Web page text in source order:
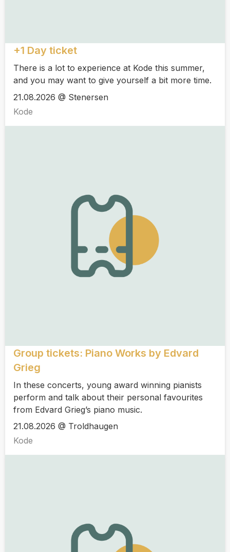
+1 Day ticket
There is a lot to experience at Kode this summer,
and you may want to give yourself a bit more time.
21.08.2026 @ Stenersen
Kode
Group tickets: Piano Works by Edvard
Grieg
In these concerts, young award winning pianists
perform and talk about their personal favourites
from Edvard Grieg’s piano music.
21.08.2026 @ Troldhaugen
Kode